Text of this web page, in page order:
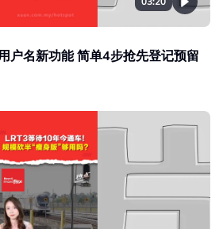
名新功能 简单4步抢先登记预留